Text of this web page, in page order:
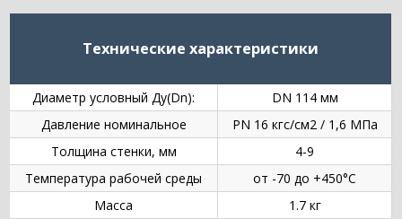
Технические характеристики
Диаметр условный Ду(Dn):
DN 114 мм
Давление номинальное
PN 16 кгс/см2 / 1,6 МПа
Толщина стенки, мм
4-9
Температура рабочей среды
от -70 до +450°C
Масса
1.7 кг